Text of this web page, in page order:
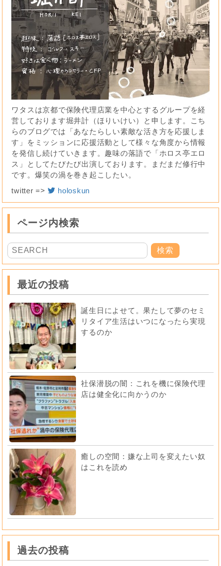
ワタスは京都で保険代理店業を中心とするグループを経
営しております堀井計（ほりいけい）と申します。こち
らのブログでは「あなたらしい素敵な活き方を応援しま
す」をミッションに応援活動として様々な角度から情報
を発信し続けていきます。趣味の落語で「ホロス亭エロ
ス」としてたびたび出演しております。まだまだ修行中
です。爆笑の渦を巻き起こしたい。
twitter =>
holoskun
ページ内検索
最近の投稿
誕生日によせて。果たして夢のセミ
リタイア生活はいつになったら実現
するのか
社保潜脱の闇：これを機に保険代理
店は健全化に向かうのか
癒しの空間：嫌な上司を変えたい奴
はこれを読め
過去の投稿